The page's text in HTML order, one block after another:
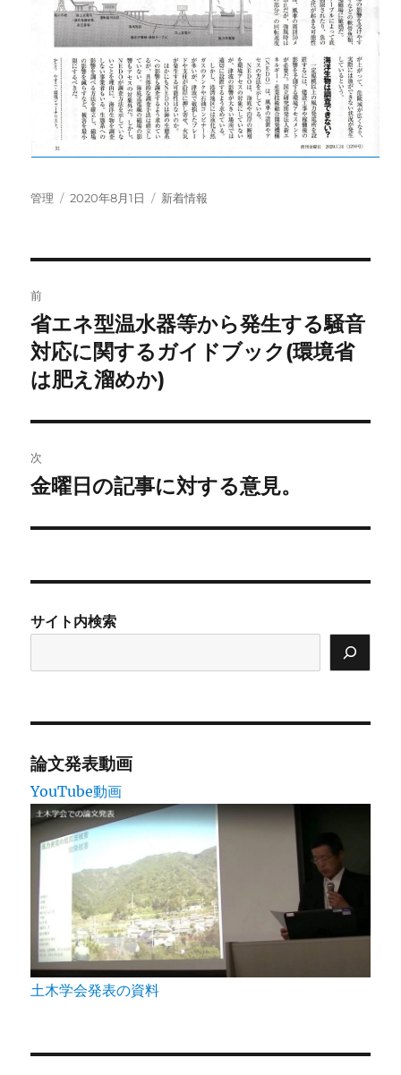
投
管理
投
2020年8月1日
カ
新着情報
稿
ナ
ビ
ゲ
ー
ン
前
前
の
投
省エネ型温水器等から発生する騒音
対応に関するガイドブック(環境省
は肥え溜めか)
次
次
投
金曜日の記事に対する意見。
サイト内検索
論文発表動画
YouTube動画
土木学会発表の資料